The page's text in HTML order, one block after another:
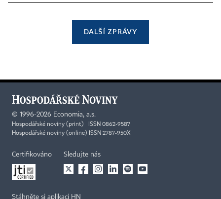
DALŠÍ ZPRÁVY
© 1996-2026 Economia, a.s.
Hospodářské noviny (print) ISSN 0862-9587
Hospodářské noviny (online) ISSN 2787-950X
Certifikováno Sledujte nás
Stáhněte si aplikaci HN